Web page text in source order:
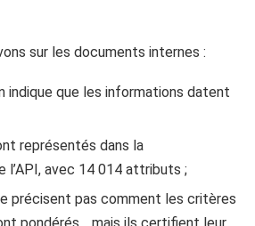
sur les documents internes :
indique que les informations datent
représentés dans la
l’API, avec 14 014 attributs ;
précisent pas comment les critères